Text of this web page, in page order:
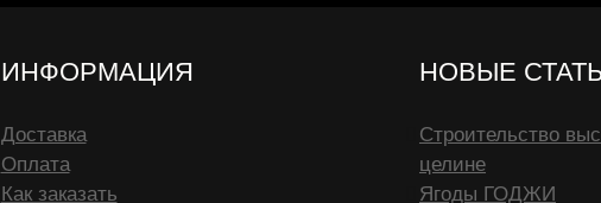
ИНФОРМАЦИЯ
Доставка
Оплата
Как заказать
НОВЫЕ
Строительство
целине
Ягоды ГОДЖИ